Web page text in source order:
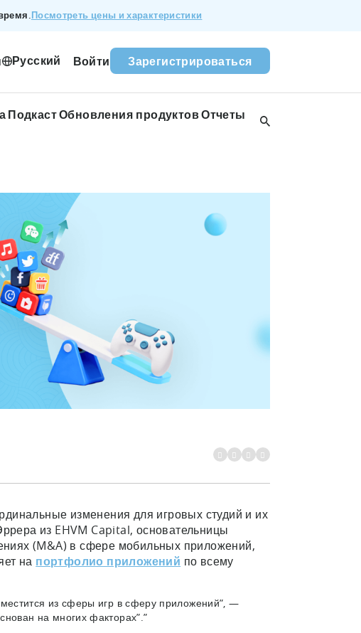
Посмотреть цены и характеристики
Русский Войти Зарегистрироваться
ПодкастОбновления продуктовОтчеты
изменения для игровых студий и их
из EHVM Capital, основательницы
(M&A) в сфере мобильных приложений,
на портфолио приложений по всему
из сферы игр в сферу приложений”, —
на многих факторах”.”